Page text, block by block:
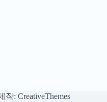
작: CreativeThemes